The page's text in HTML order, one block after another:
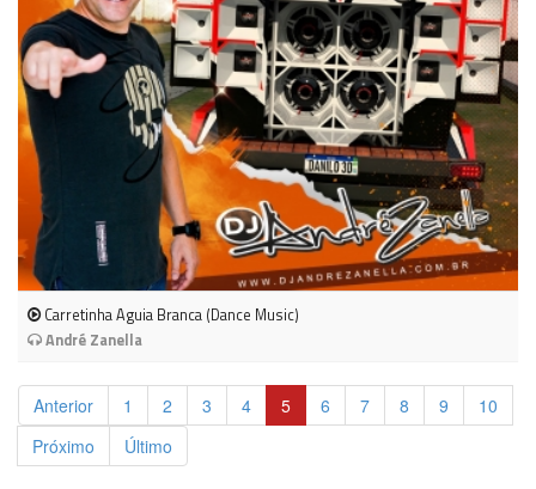
Carretinha Aguia Branca (Dance Music)
André Zanella
Anterior 1 2 3 4 5 6 7 8 9
10
Próximo
Último